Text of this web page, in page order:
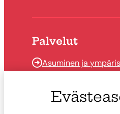
Palvelut
Asuminen ja
Hyvinvointi ja